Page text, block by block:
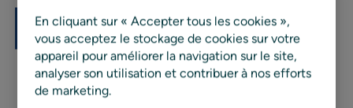
En cliquant sur « Accepter tous les cookies »,
vous acceptez le stockage de cookies sur votre
appareil pour améliorer la navigation sur le site,
analyser son utilisation et contribuer à nos efforts
de marketing.